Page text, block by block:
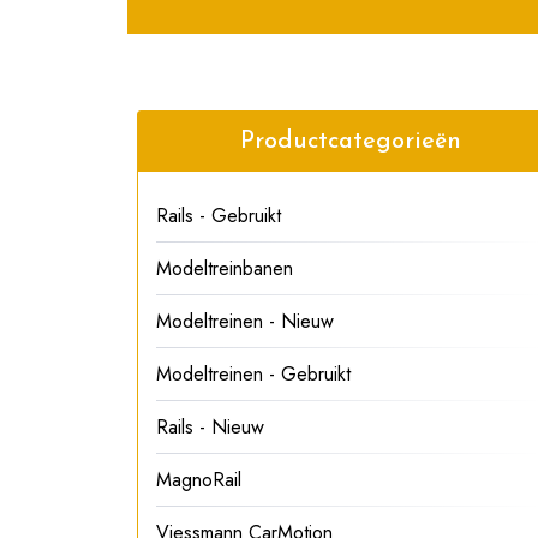
Productcategorieën
Rails - Gebruikt
Modeltreinbanen
Modeltreinen - Nieuw
Modeltreinen - Gebruikt
Rails - Nieuw
MagnoRail